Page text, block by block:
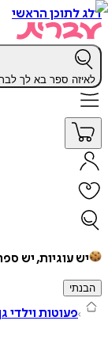
דלג לתוכן הראשי
לאיזה ספר בא לך
יש עוגיות, יש
הבנתי
פעוטות וילדי